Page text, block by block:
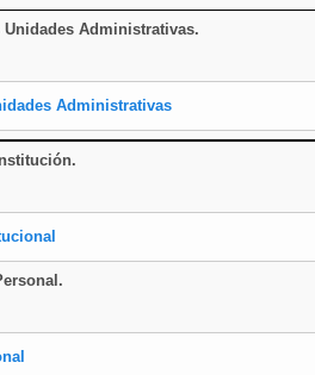
Unidades Administrativas.
Administrativas
.